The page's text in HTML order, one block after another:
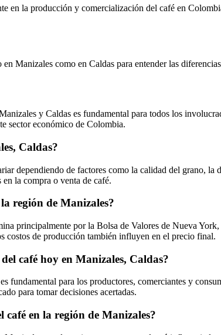
en la producción y comercialización del café en
Manizales como en Caldas para entender las
y Caldas es fundamental para todos los
sector económico de Colombia.
Caldas?
dependiendo de factores como la calidad del grano,
la compra o venta de café.
región de Manizales?
principalmente por la Bolsa de Valores de Nueva
costos de producción también influyen en el precio final.
café hoy en Manizales, Caldas?
fundamental para los productores, comerciantes y
para tomar decisiones acertadas.
café en la región de Manizales?